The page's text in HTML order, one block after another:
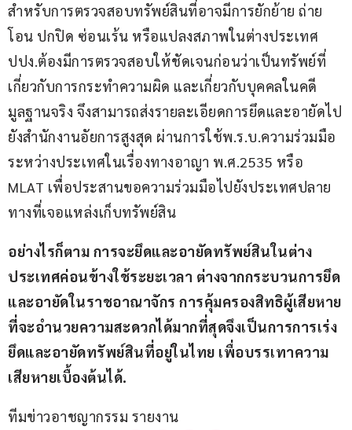
สำหรับการตรวจสอบทรัพย์สินที่อาจมีการยักย้าย ถ่าย
โอน ปกปิด ซ่อนเร้น หรือแปลงสภาพในต่างประเทศ
ปปง.ต้องมีการตรวจสอบให้ชัดเจนก่อนว่าเป็นทรัพย์ที่
เกี่ยวกับการกระทำความผิด และเกี่ยวกับบุคคลในคดี
มูลฐานจริง จึงสามารถส่งรายละเอียดการยึดและอายัดไป
ยังสำนักงานอัยการสูงสุด ผ่านการใช้พ.ร.บ.ความร่วมมือ
ระหว่างประเทศในเรื่องทางอาญา พ.ศ.2535 หรือ
MLAT เพื่อประสานขอความร่วมมือไปยังประเทศปลาย
ทางที่เจอแหล่งเก็บทรัพย์สิน
อย่างไรก็ตาม การจะยึดและอายัดทรัพย์สินในต่าง
ประเทศค่อนข้างใช้ระยะเวลา ต่างจากกระบวนการยึด
และอายัดในราชอาณาจักร การคุ้มครองสิทธิผู้เสียหาย
ที่จะอำนวยความสะดวกได้มากที่สุดจึงเป็นการการเร่ง
ยึดและอายัดทรัพย์สินที่อยู่ในไทย เพื่อบรรเทาความ
เสียหายเบื้องต้นได้.
ทีมข่าวอาชญากรรม รายงาน